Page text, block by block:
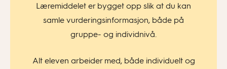
Læremiddelet er bygget opp slik at du kan
samle vurderingsinformasjon, både på
gruppe- og individnivå.
Alt eleven arbeider med, både individuelt og